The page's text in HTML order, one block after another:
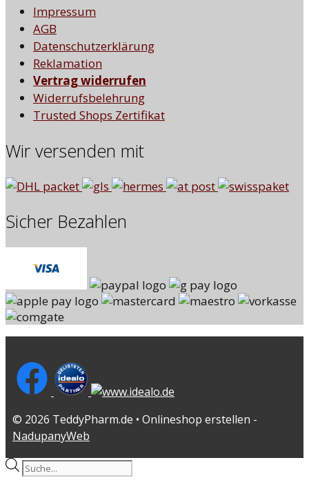
Impressum
AGB
Datenschutzerklärung
Reklamation
Vertrag widerrufen
Widerrufsbelehrung
Trusted Shops Zertifikat
Wir versenden mit
Sicher Bezahlen
© 2026 TeddyPharm.de • Onlineshop erstellen -
NadupanyWeb
Products
search